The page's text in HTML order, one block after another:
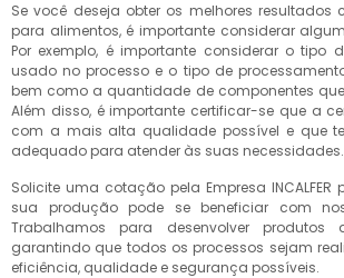
Se você deseja obter os melhores
para alimentos, é importante considerar
Por exemplo, é importante considerar o tipo
usado no processo e o tipo de
bem como a quantidade de componentes
Além disso, é importante certificar-se que a
com a mais alta qualidade possível e que
adequado para atender às suas necessidades.
Solicite uma cotação pela Empresa
sua produção pode se beneficiar com
Trabalhamos para desenvolver
garantindo que todos os processos sejam
eficiência, qualidade e segurança possíveis.